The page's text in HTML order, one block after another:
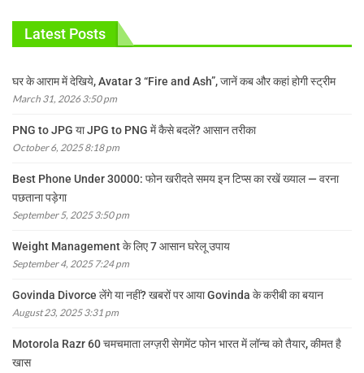
Latest Posts
घर के आराम में देखिये, Avatar 3 “Fire and Ash”, जानें कब और कहां होगी स्ट्रीम
March 31, 2026 3:50 pm
PNG to JPG या JPG to PNG में कैसे बदलें? आसान तरीका
October 6, 2025 8:18 pm
Best Phone Under 30000: फोन खरीदते समय इन टिप्स का रखें ख्याल — वरना
पछताना पड़ेगा
September 5, 2025 3:50 pm
Weight Management के लिए 7 आसान घरेलू उपाय
September 4, 2025 7:24 pm
Govinda Divorce लेंगे या नहीं? खबरों पर आया Govinda के करीबी का बयान
August 23, 2025 3:31 pm
Motorola Razr 60 चमचमाता लग्ज़री सेगमेंट फोन भारत में लॉन्च को तैयार, कीमत है
खास